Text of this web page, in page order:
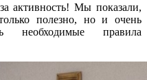
активность! Мы показали,
полезно, но и очень
необходимые правила